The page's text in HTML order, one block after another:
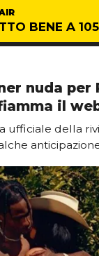
BENE A 105
nuda per
il
ufficiale della